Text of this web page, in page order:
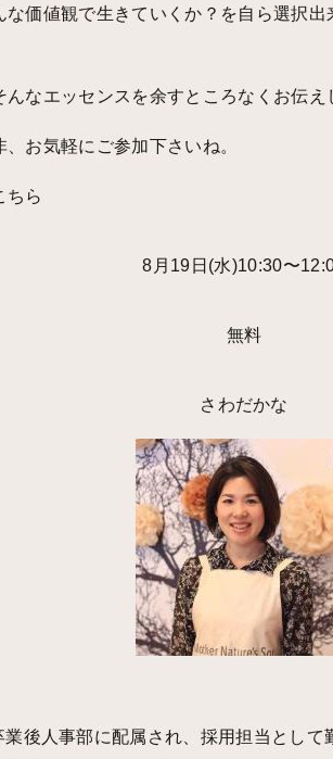
価値観で生きていくか？を自ら選択
なエッセンスを余すところなくお伝え
お気軽にご参加下さいね。
ちら
8月19日(水)10:30〜
無料
さわだかな
後人事部に配属され、採用担当として